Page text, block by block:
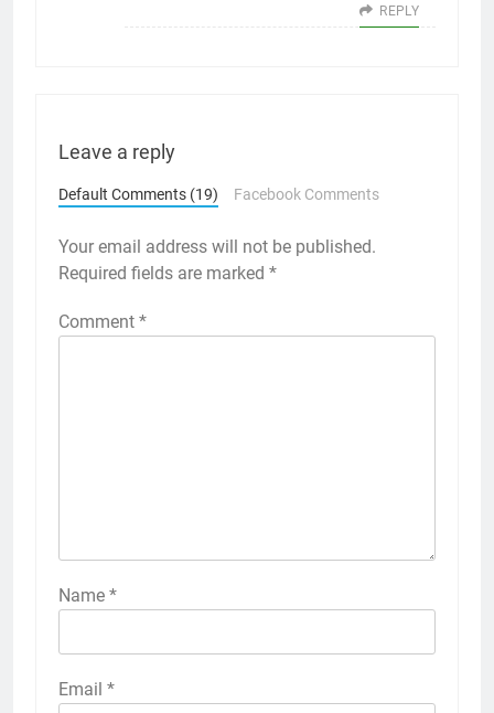
REPLY
Leave a reply
Default Comments (19) Facebook Comments
Your email address will not be published.
Required fields are marked *
Comment *
Name *
Email *